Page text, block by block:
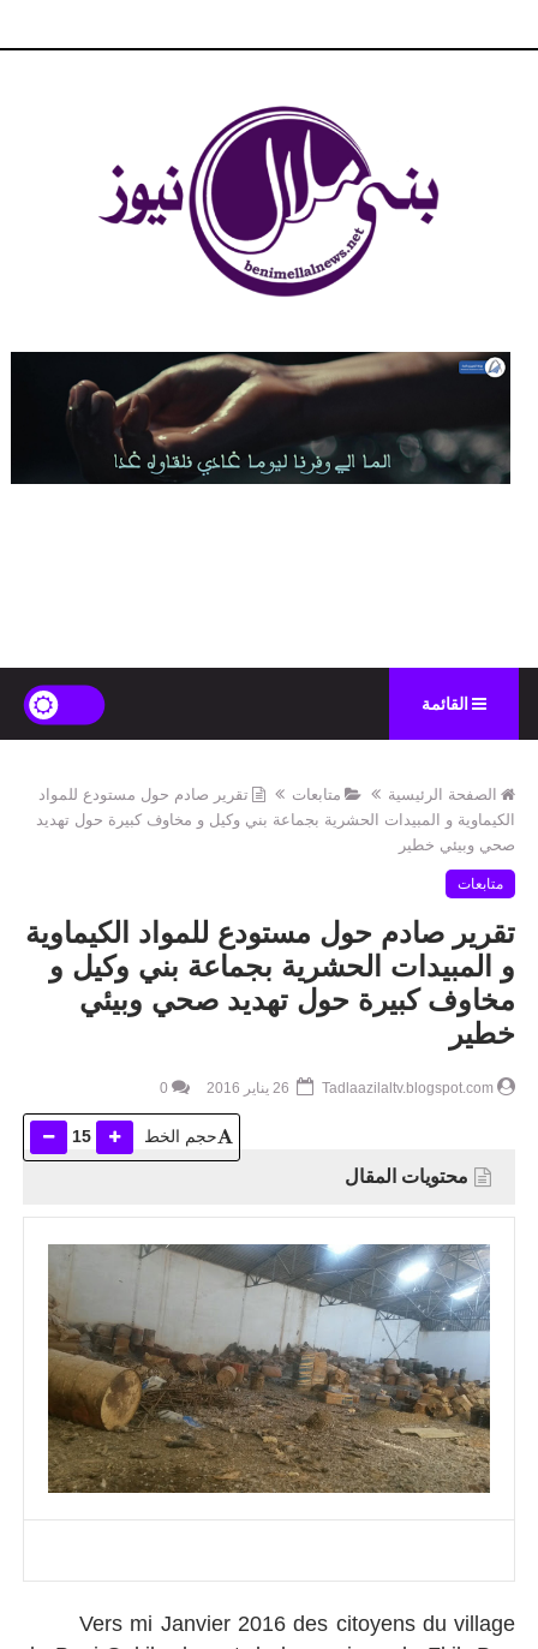
القائمة
الصفحة الرئيسية متابعات
تقرير صادم حول مستودع للمواد
الكيماوية و المبيدات الحشرية بجماعة بني وكيل و مخاوف كبيرة حول تهديد
صحي وبيئي خطير
متابعات
تقرير صادم حول مستودع للمواد الكيماوية
و المبيدات الحشرية بجماعة بني وكيل و
مخاوف كبيرة حول تهديد صحي وبيئي
خطير
Tadlaazilaltv.blogspot.com
0
حجم الخط 15
محتويات المقال
Vers mi Janvier 2016 des citoyens du village